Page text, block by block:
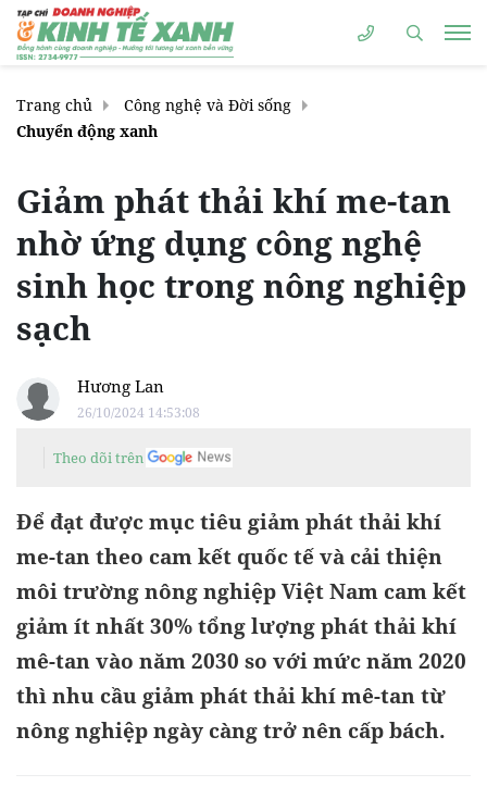
Trang chủ
Công nghệ và Đời sống
Chuyển động xanh
Giảm phát thải khí me-tan
nhờ ứng dụng công nghệ
sinh học trong nông nghiệp
sạch
Hương Lan
26/10/2024 14:53:08
Theo dõi trên
Để đạt được mục tiêu giảm phát thải khí
me-tan theo cam kết quốc tế và cải thiện
môi trường nông nghiệp Việt Nam cam kết
giảm ít nhất 30% tổng lượng phát thải khí
mê-tan vào năm 2030 so với mức năm 2020
thì nhu cầu giảm phát thải khí mê-tan từ
nông nghiệp ngày càng trở nên cấp bách.